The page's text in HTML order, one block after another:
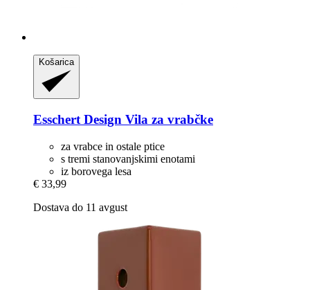
Košarica
Esschert Design Vila za vrabčke
za vrabce in ostale ptice
s tremi stanovanjskimi enotami
iz borovega lesa
€ 33,99
Dostava do 11 avgust